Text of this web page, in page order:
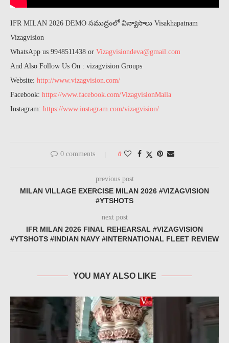
IFR MILAN 2026 DEMO సముద్రంలో విన్యాసాలు Visakhapatnam
Vizagvision
WhatsApp us 9948511438 or Vizagvisiondeva@gmail.com
And Also Follow Us On : vizagvision Groups
Website: http://www.vizagvision.com/
Facebook: https://www.facebook.com/VizagvisionMalla
Instagram: https://www.instagram.com/vizagvision/
0 comments 0
previous post
MILAN VILLAGE EXERCISE MILAN 2026 #VIZAGVISION
#YTSHOTS
next post
IFR MILAN 2026 FINAL REHEARSAL #VIZAGVISION
#YTSHOTS #INDIAN NAVY #INTERNATIONAL FLEET REVIEW
YOU MAY ALSO LIKE